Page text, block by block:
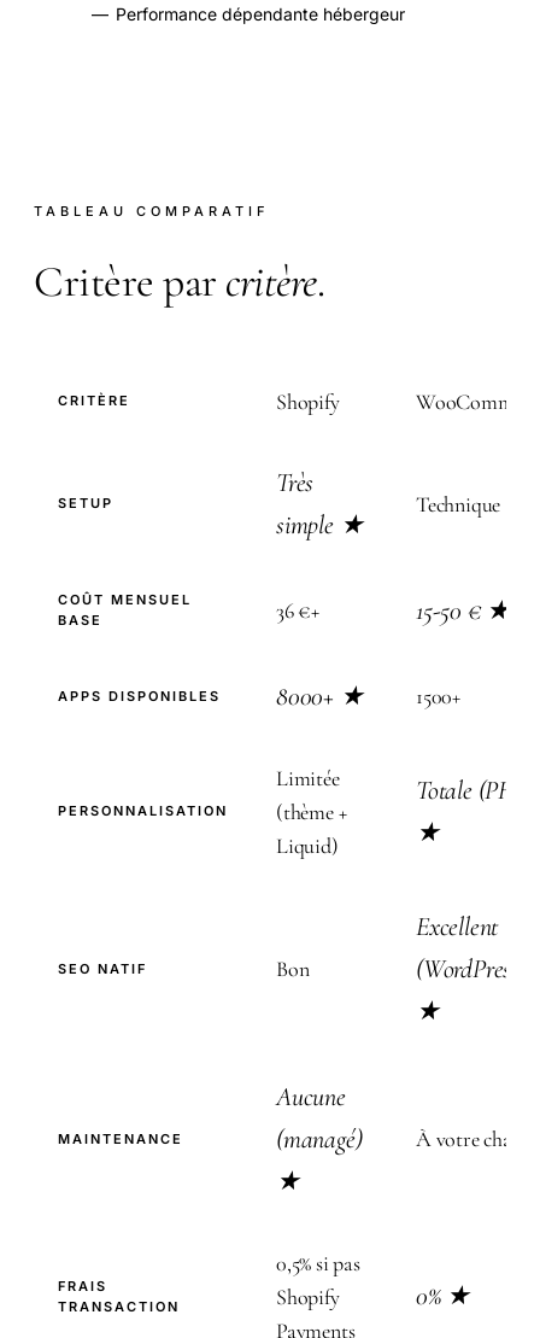
— Performance dépendante hébergeur
TABLEAU COMPARATIF
Critère par critère.
CRITÈRE Shopify
SETUP
Très
simple ★
Technique
COÛT MENSUEL
BASE
36 €+ 15-50 € ★
APPS DISPONIBLES 8000+ ★ 1500+
PERSONNALISATION
Limitée
(thème +
Liquid)
Totale (PHP)
★
SEO NATIF Bon
Excellent
(WordPress)
★
MAINTENANCE
Aucune
(managé)
★
À votre charge
FRAIS
TRANSACTION
0,5% si pas
Shopify
Payments
0% ★